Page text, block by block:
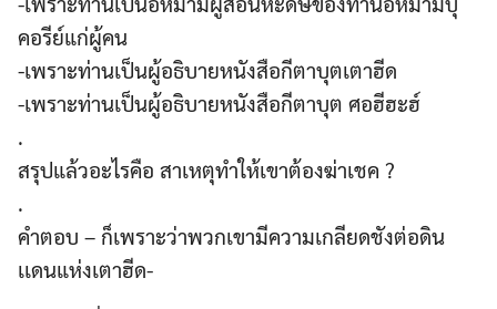
คอรีย์แก่ผู้คน
-เพราะท่านเป็นผู้อธิบายหนังสือกีตาบุตเตาฮีด
-เพราะท่านเป็นผู้อธิบายหนังสือกีตาบุต ศอฮีฮะฮ์
.
สรุปแล้วอะไรคือ สาเหตุทำให้เขาต้องฆ่าเชค ?
.
คำตอบ – ก็เพราะว่าพวกเขามีความเกลียดชังต่อดิน
เเดนแห่งเตาฮีด-